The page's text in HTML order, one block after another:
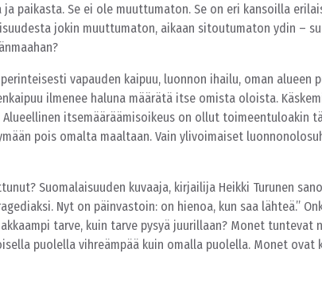
paikasta. Se ei ole muuttumaton. Se on eri kansoilla
jokin muuttumaton, aikaan sitoutumaton ydin –
vapauden kaipuu, luonnon ihailu, oman alueen
ilmenee haluna määrätä itse omista oloista.
itsemääräämisoikeus on ollut toimeentuloakin
pois omalta maaltaan. Vain ylivoimaiset
Suomalaisuuden kuvaaja, kirjailija Heikki Turunen
Nyt on päinvastoin: on hienoa, kun saa lähteä.”
tarve, kuin tarve pysyä juurillaan? Monet tuntevat
puolella vihreämpää kuin omalla puolella. Monet ovat